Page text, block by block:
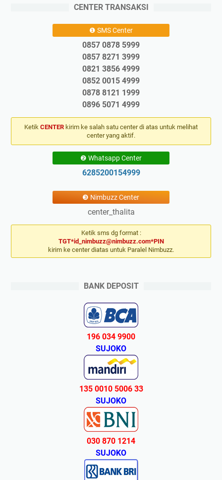
CENTER TRANSAKSI
❶ SMS Center
0857 0878 5999
0857 8271 3999
0821 3856 4999
0852 0015 4999
0878 8121 1999
0896 5071 4999
Ketik CENTER kirim ke salah satu center di atas untuk melihat
center yang aktif.
❷ Whatsapp Center
6285200154999
❸ Nimbuzz Center
center_thalita
Ketik sms dg format :
TGT*id_nimbuzz@nimbuzz.com*PIN
kirim ke center diatas untuk Paralel Nimbuzz.
BANK DEPOSIT
196 034 9900
SUJOKO
135 0010 5006 33
SUJOKO
030 870 1214
SUJOKO